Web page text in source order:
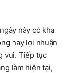
này có khá
hay lợi nhuận
vui. Tiếp tục
làm hiện tại,